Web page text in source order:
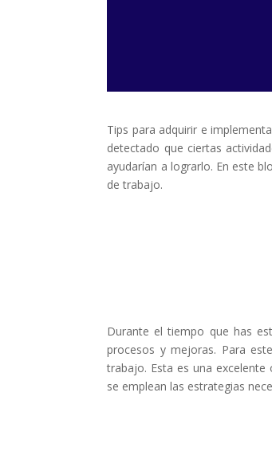
Tips para adquirir e
detectado que ciertas
ayudarían a lograrlo. En este
de trabajo.
Durante el tiempo que has
procesos y mejoras. Para
trabajo. Esta es una
se emplean las estrategias